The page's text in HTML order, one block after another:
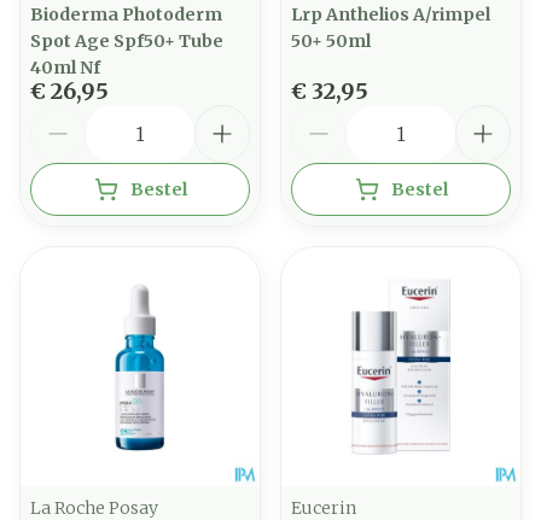
Bioderma Photoderm
Spot Age Spf50+ Tube
40ml Nf
€ 26,95
Bestel
Lrp Anthelios A/rimpel
50+ 50ml
€ 32,95
Bestel
La Roche Posay
Eucerin